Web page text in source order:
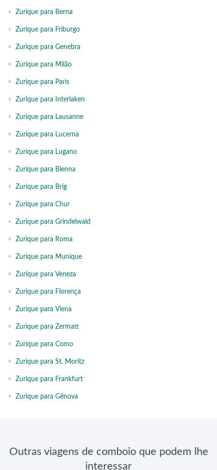
• Zurique para Berna
• Zurique para Friburgo
• Zurique para Genebra
• Zurique para Milão
• Zurique para Paris
• Zurique para Interlaken
• Zurique para Lausanne
• Zurique para Lucerna
• Zurique para Lugano
• Zurique para Bienna
• Zurique para Brig
• Zurique para Chur
• Zurique para Grindelwald
• Zurique para Roma
• Zurique para Munique
• Zurique para Veneza
• Zurique para Florença
• Zurique para Viena
• Zurique para Zermatt
• Zurique para Como
• Zurique para St. Moritz
• Zurique para Frankfurt
• Zurique para Gênova
Outras viagens de comboio que podem lhe
interessar